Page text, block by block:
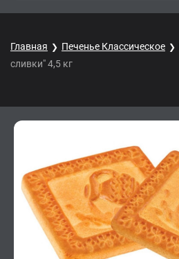
Главная Печенье Классическое
сливки" 4,5 кг